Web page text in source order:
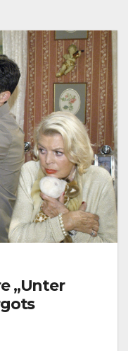
„Unter